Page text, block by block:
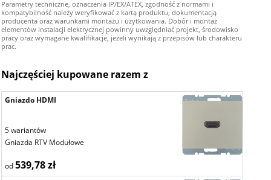
Parametry techniczne, oznaczenia IP/EX/ATEX, zgodność z normami i
kompatybilność należy weryfikować z kartą produktu, dokumentacją
producenta oraz warunkami montażu i użytkowania. Dobór i montaż
elementów instalacji elektrycznej powinny uwzględniać projekt, środowisko
pracy oraz wymagane kwalifikacje, jeżeli wynikają z przepisów lub charakteru
prac.
Najczęściej kupowane razem z
Gniazdo HDMI
5 wariantów
Gniazda RTV Modułowe
od539,78 zł